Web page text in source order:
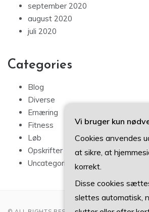
september 2020
august 2020
juli 2020
Categories
Blog
Diverse
Ernæring
Fitness
Løb
Opskrifter
Uncategorized
Vi bruger kun
Cookies anvendes
at sikre, at
korrekt.
Disse cookies
slettes automatisk,